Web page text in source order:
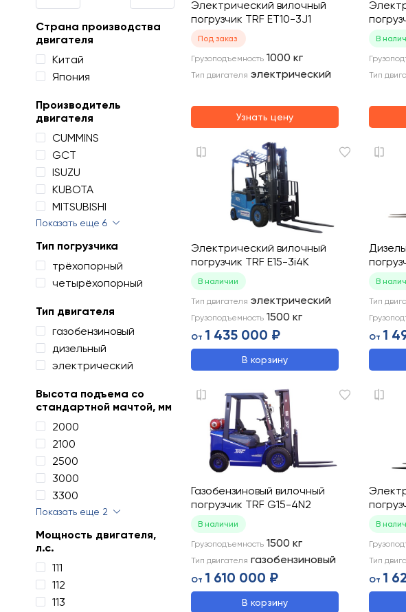
Страна производства
двигателя
Китай
Япония
Производитель
двигателя
CUMMINS
GCT
ISUZU
KUBOTA
MITSUBISHI
Показать еще 6
Тип погрузчика
трёхопорный
четырёхопорный
Тип двигателя
газобензиновый
дизельный
электрический
Высота подъема со
стандартной мачтой, мм
2000
2100
2500
3000
3300
Показать еще 2
Мощность двигателя,
л.с.
111
112
113
Электрический вилочный
погрузчик TRF ET10-3J1
Под заказ
Грузоподъемность 1000 кг
Тип двигателя электрический
Узнать цену
В
Тип
Электрический вилочный
погрузчик TRF E15-3i4K
В наличии
Тип двигателя электрический
Грузоподъемность 1500 кг
От 1 435 000 ₽
В корзину
В
Тип
От 1
Газобензиновый вилочный
погрузчик TRF G15-4N2
В наличии
Грузоподъемность 1500 кг
Тип двигателя газобензиновый
От 1 610 000 ₽
В корзину
В
Тип
От 1